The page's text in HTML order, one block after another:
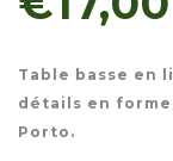
Table basse en
détails en
Porto.